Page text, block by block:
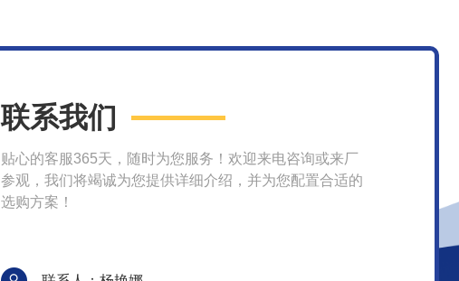
联系我们
贴心的客服365天，随时为您服务！欢迎来电咨询或来厂
参观，我们将竭诚为您提供详细介绍，并为您配置合适的
选购方案！